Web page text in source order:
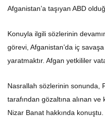
Afganistan’a taşıyan ABD
Konuyla ilgili sözlerinin
görevi, Afganistan’da iç
yaratmaktır. Afgan yetkililer
Nasrallah sözlerinin sonunda,
tarafından gözaltına alınan ve
Nizar Banat hakkında konuştu.